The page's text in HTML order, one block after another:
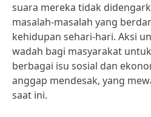
suara mereka tidak
masalah-masalah yang
kehidupan sehari-hari. Aksi
wadah bagi masyarakat
berbagai isu sosial dan
anggap mendesak, yang
saat ini.